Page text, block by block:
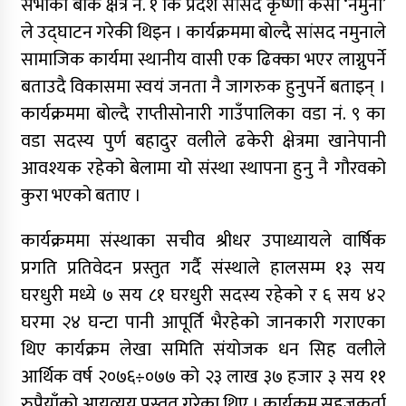
ले उद्घाटन गरेकी थिइन । कार्यक्रममा बोल्दै सांसद नमुनाले
सामाजिक कार्यमा स्थानीय वासी एक ढिक्का भएर लाग्नुपर्ने
बताउदै विकासमा स्वयं जनता नै जागरुक हुनुपर्ने बताइन् ।
कार्यक्रममा बोल्दै राप्तीसोनारी गाउँपालिका वडा नं. ९ का
वडा सदस्य पुर्ण बहादुर वलीले ढकेरी क्षेत्रमा खानेपानी
आवश्यक रहेको बेलामा यो संस्था स्थापना हुनु नै गौरवको
कुरा भएको बताए ।
कार्यक्रममा संस्थाका सचीव श्रीधर उपाध्यायले वार्षिक
प्रगति प्रतिवेदन प्रस्तुत गर्दै संस्थाले हालसम्म १३ सय
घरधुरी मध्ये ७ सय ८१ घरधुरी सदस्य रहेको र ६ सय ४२
घरमा २४ घन्टा पानी आपूर्ति भैरहेको जानकारी गराएका
थिए कार्यक्रम लेखा समिति संयोजक धन सिह वलीले
आर्थिक वर्ष २०७६÷०७७ को २३ लाख ३७ हजार ३ सय ११